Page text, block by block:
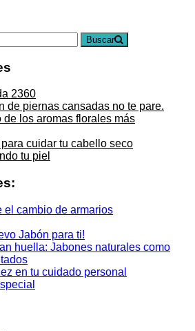
Buscar
2360
de piernas cansadas no te pare.
de los aromas florales más
cuidar tu cabello seco
tu piel
el cambio de armarios
Jabón para ti!
huella: Jabones naturales como
en tu cuidado personal